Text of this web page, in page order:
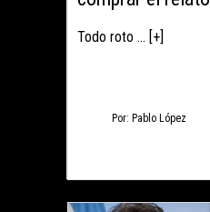
Todo roto ... [+]
Por: Pablo López